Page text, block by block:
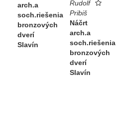
arch.a
soch.riešenia
bronzových
dverí
Slavín
Rudolf
Pribiš
Náčrt
arch.a
soch.riešenia
bronzových
dverí
Slavín